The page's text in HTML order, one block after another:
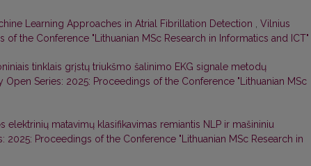
Learning Approaches in Atrial Fibrillation Detection , Vilnius
of the Conference "Lithuanian MSc Research in Informatics and ICT"
tinklais grįstų triukšmo šalinimo EKG signale metodų
Open Series: 2025: Proceedings of the Conference "Lithuanian MSc
elektrinių matavimų klasifikavimas remiantis NLP ir mašininiu
2025: Proceedings of the Conference "Lithuanian MSc Research in